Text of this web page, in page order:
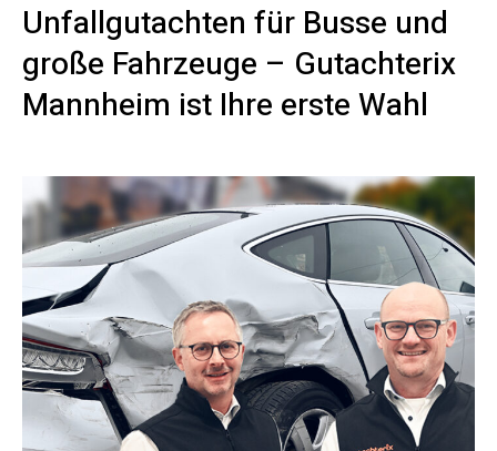
Unfallgutachten für Busse und
große Fahrzeuge – Gutachterix
Mannheim ist Ihre erste Wahl